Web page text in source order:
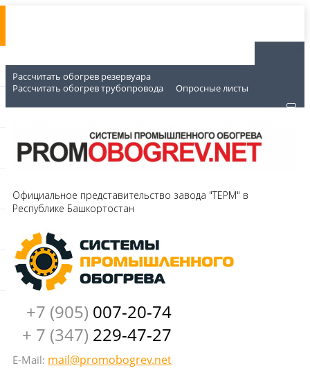
Рассчитать обогрев резервуара
Рассчитать обогрев трубопровода
Опросные листы
Официальное представительство завода "ТЕРМ" в
Республике Башкортостан
+7 (905) 007-20-74
+ 7 (347) 229-47-27
E-Mail: mail@promobogrev.net